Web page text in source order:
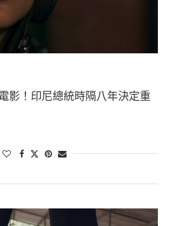
影！印尼總統時隔八年決定重